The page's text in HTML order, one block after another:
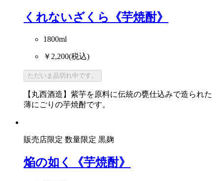
くれないざくら《芋焼酎》
1800ml
￥2,200(税込)
ただいま品切れ中です。
【丸西酒造】紫芋を原料に伝統の甕仕込みで造られた
薄にごりの芋焼酎です。
販売店限定 数量限定 黒麹
焔の如く《芋焼酎》